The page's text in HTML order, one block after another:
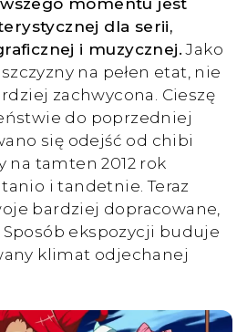
dla serii,
i muzycznej.Jako
na pełen etat, nie
zachwycona. Cieszę
do poprzedniej
się odejść od chibi
na tamten 2012 rok
i tandetnie. Teraz
bardziej dopracowane,
ekspozycji buduje
klimat odjechanej